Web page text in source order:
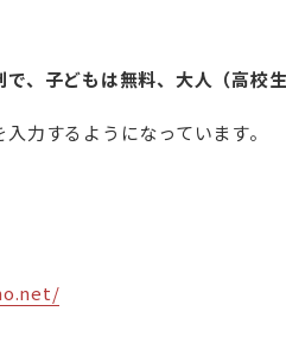
、子どもは無料、大人（高校
力するようになっています。